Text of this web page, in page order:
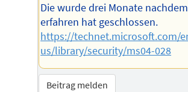
Die wurde drei Monate
erfahren hat geschlossen.
https://technet.microsoft.com/
us/library/security/ms04-028
Beitrag melden